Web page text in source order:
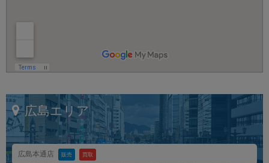
広島エリア
広島本通店 販売 買取